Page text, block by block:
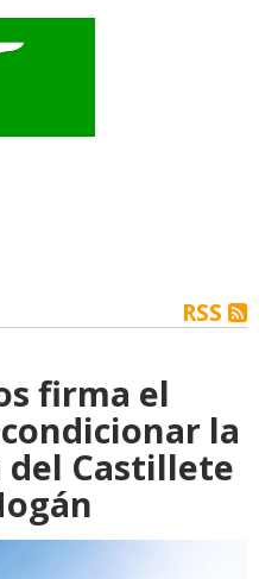
RSS
firma el
la
del Castillete